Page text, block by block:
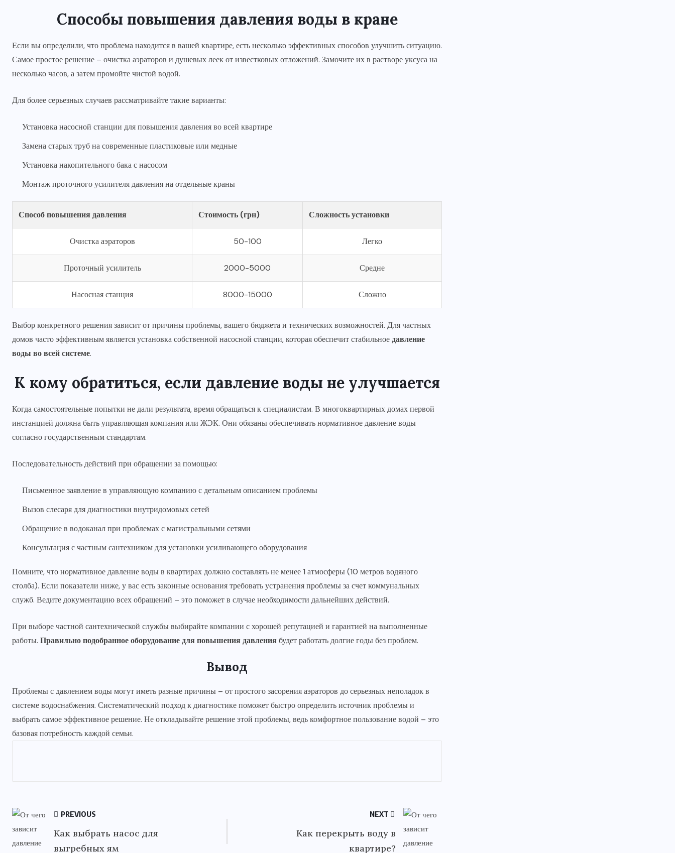
Способы повышения давления воды в кране
Если вы определили, что проблема находится в вашей квартире, есть несколько эффективных способов улучшить ситуацию.
Самое простое решение – очистка аэраторов и душевых леек от известковых отложений. Замочите их в растворе уксуса на
несколько часов, а затем промойте чистой водой.
Для более серьезных случаев рассматривайте такие варианты:
Установка насосной станции для повышения давления во всей квартире
Замена старых труб на современные пластиковые или медные
Установка накопительного бака с насосом
Монтаж проточного усилителя давления на отдельные краны
Способ повышения давления Стоимость (грн) Сложность установки
Очистка аэраторов 50-100 Легко
Проточный усилитель 2000-5000 Средне
Насосная станция 8000-15000 Сложно
Выбор конкретного решения зависит от причины проблемы, вашего бюджета и технических возможностей. Для частных
домов часто эффективным является установка собственной насосной станции, которая обеспечит стабильноедавление
воды во всей системе.
К кому обратиться, если давление воды не улучшается
Когда самостоятельные попытки не дали результата, время обращаться к специалистам. В многоквартирных домах первой
инстанцией должна быть управляющая компания или ЖЭК. Они обязаны обеспечивать нормативное давление воды
согласно государственным стандартам.
Последовательность действий при обращении за помощью:
Письменное заявление в управляющую компанию с детальным описанием проблемы
Вызов слесаря для диагностики внутридомовых сетей
Обращение в водоканал при проблемах с магистральными сетями
Консультация с частным сантехником для установки усиливающего оборудования
Помните, что нормативное давление воды в квартирах должно составлять не менее 1 атмосферы (10 метров водяного
столба). Если показатели ниже, у вас есть законные основания требовать устранения проблемы за счет коммунальных
служб. Ведите документацию всех обращений – это поможет в случае необходимости дальнейших действий.
При выборе частной сантехнической службы выбирайте компании с хорошей репутацией и гарантией на выполненные
работы. Правильно подобранное оборудование для повышения давлениябудет работать долгие годы без проблем.
Вывод
Проблемы с давлением воды могут иметь разные причины – от простого засорения аэраторов до серьезных неполадок в
системе водоснабжения. Систематический подход к диагностике поможет быстро определить источник проблемы и
выбрать самое эффективное решение. Не откладывайте решение этой проблемы, ведь комфортное пользование водой – это
базовая потребность каждой семьи.
PREVIOUS
Как выбрать насос для
выгребных ям
NEXT
Как перекрыть воду в
квартире?